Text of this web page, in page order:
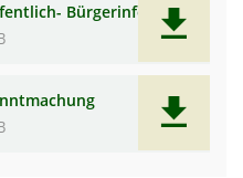
Bürgerinfo